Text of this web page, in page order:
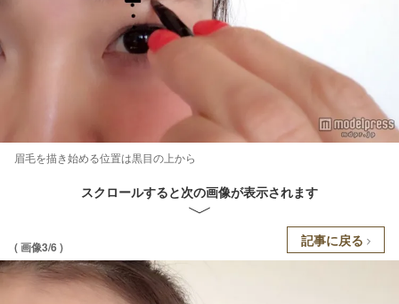
眉毛を描き始める位置は黒目の上から
スクロールすると次の画像が表示されます
( 画像3/6 ) 記事に戻る